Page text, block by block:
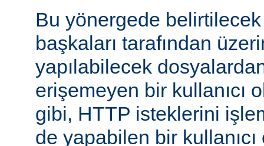
Bu yönergede belirtilecek
başkaları tarafından
yapılabilecek
erişemeyen bir kullanıcı
gibi, HTTP isteklerini
de yapabilen bir kullanıcı